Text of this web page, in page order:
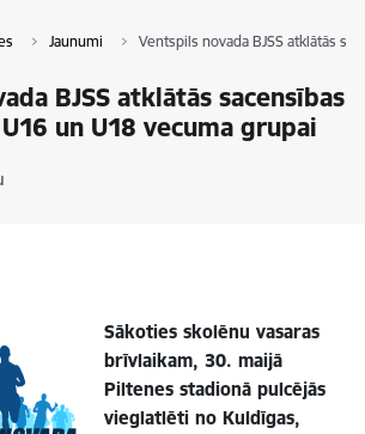
Jaunumi Ventspils novada BJSS atklātās
BJSS atklātās sacensības
un U18 vecuma grupai
Sākoties skolēnu vasaras
brīvlaikam, 30. maijā
Piltenes stadionā pulcējās
vieglatlēti no Kuldīgas,